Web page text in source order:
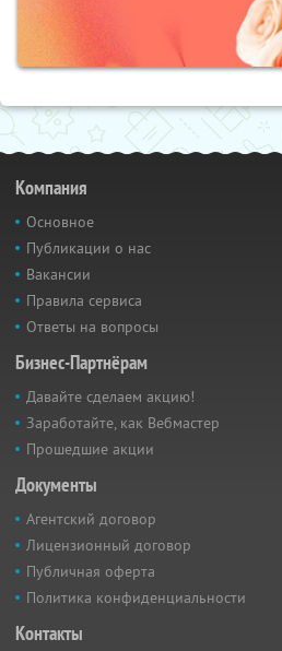
Компания
Основное
Публикации о нас
Вакансии
Правила сервиса
Ответы на вопросы
Бизнес-Партнёрам
Давайте сделаем акцию!
Заработайте, как Вебмастер
Прошедшие акции
Документы
Агентский договор
Лицензионный договор
Публичная оферта
Политика конфиденциальности
Контакты